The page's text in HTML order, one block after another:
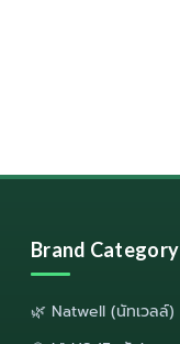
Brand Category
🌿 Natwell (นัทเวลล์)